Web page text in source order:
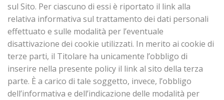
sul Sito. Per ciascuno di essi è riportato il link alla
relativa informativa sul trattamento dei dati personali
effettuato e sulle modalità per l’eventuale
disattivazione dei cookie utilizzati. In merito ai cookie di
terze parti, il Titolare ha unicamente l’obbligo di
inserire nella presente policy il link al sito della terza
parte. È a carico di tale soggetto, invece, l’obbligo
dell’informativa e dell’indicazione delle modalità per